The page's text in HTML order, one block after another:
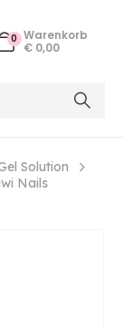
0 Warenkorb
€ 0,00
Solution
Nails